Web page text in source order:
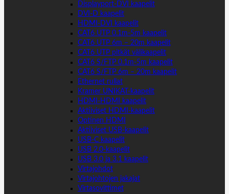
Displayport-DVI kaapelit
DVI-D kaapelit
HDMI-DVI kaapelit
CAT6 UTP 0.1m-5m kaapelit
CAT6 UTP 6m – 20m kaapelit
CAT6 UTP pitkät välikaapelit
CAT6 S/FTP 0.1m-5m kaapelit
CAT6 S/FTP 6m – 20m kaapelit
Ethernet rullat
Kramer UNIKAT-kaapelit
HDMI-HDMI kaapelit
Aktiiviset HDMI-kaapelit
Optinen HDMI
Aktiiviset USB-kaapelit
USB-C kaapelit
USB 2.0-kaapelit
USB 3.0 ja 3.1 kaapelit
Virtajohdot
Virtajohtojen jakajat
Virtasovittimet